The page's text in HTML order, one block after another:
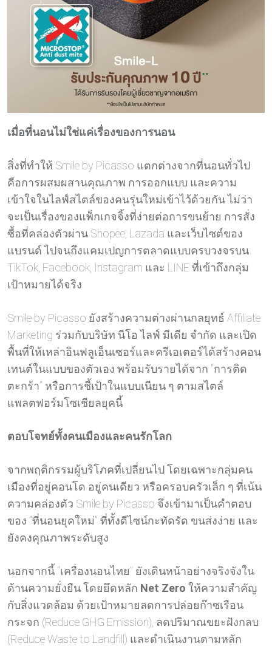
เมื่อที่นอนไม่ใช่แค่เรื่องของการนอน
สิ่งที่ทำให้ Smile by Picasso แตกต่างจากที่นอนทั่วไป
คือการผสมผสานคุณภาพ การออกแบบ และความ
เข้าใจในไลฟ์สไตล์ของคนรุ่นใหม่เข้าไว้ด้วยกัน ไม่ว่า
จะเป็นเรื่องของแพ็กเกจจิ้งที่ง่ายต่อการขนย้าย การสั่ง
ซื้อที่คล่องตัวผ่าน Shopee, Lazada และเว็บไซต์ของ
แบรนด์ ไปจนถึงแคมเปญการตลาดแบบครบวงจรบน
TikTok, Facebook, Instagram และ LINE ที่เข้าถึงกลุ่ม
เป้าหมายได้จริง
Smile by Picasso ยังสร้างความต่างผ่านกลยุทธ์ Affiliate
Marketing ร่วมกับบริษัท นีโอ ไลฟ์ มีเดีย จำกัด และเปิด
พื้นที่ให้เหล่าอินฟลูเอ็นเซอร์และครีเอเตอร์ได้สร้างคอน
เทนต์ในแบบของตัวเอง พร้อมรับรายได้จาก “การติด
ตะกร้า” หรือการชี้เป้าในแบบเนียน ๆ ตามสไตล์
แพลตฟอร์มโซเชียลยุคนี้
ตอบโจทย์ทั้งคนเมืองและคนรักโลก
จากพฤติกรรมผู้บริโภคที่เปลี่ยนไป โดยเฉพาะกลุ่มคน
เมืองที่อยู่คอนโด อยู่คนเดียว หรือครอบครัวเล็ก ๆ ที่เน้น
ความคล่องตัว Smile by Picasso จึงเข้ามาเป็นคำตอบ
ของ “ที่นอนยุคใหม่” ที่ทั้งดีไซน์กะทัดรัด ขนส่งง่าย และ
ยังคงคุณภาพระดับสูง
นอกจากนี้ “เครื่องนอนไทย” ยังเดินหน้าอย่างจริงจังใน
ด้านความยั่งยืน โดยยึดหลัก Net Zero ให้ความสำคัญ
กับสิ่งแวดล้อม ด้วยเป้าหมายลดการปล่อยก๊าซเรือน
กระจก (Reduce GHG Emission), ลดปริมาณขยะฝังกลบ
(Reduce Waste to Landfill) และดำเนินงานตามหลัก